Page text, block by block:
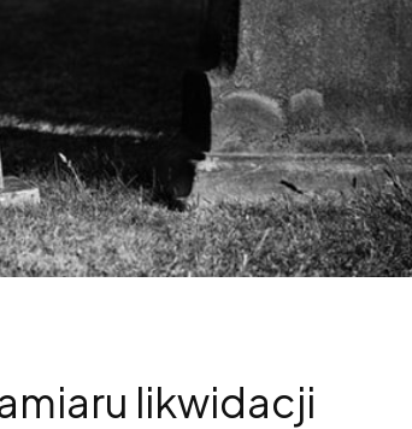
likwidacji